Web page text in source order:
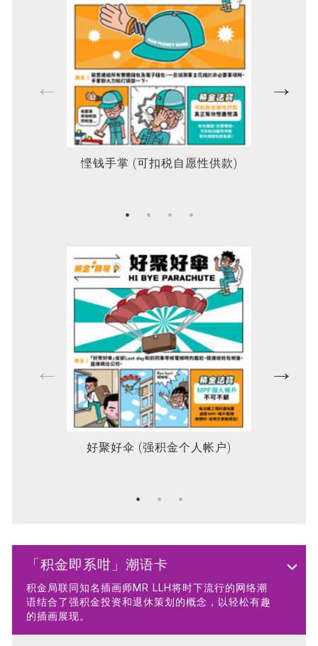
悭钱手掌 (可扣税自愿性供款)
好聚好伞 (强积金个人帐户)
「积金即系咁」潮语卡
积金局联同知名插画师MR LLH将时下流行的网络潮
语结合了强积金投资和退休策划的概念，以轻松有趣
的插画展现。